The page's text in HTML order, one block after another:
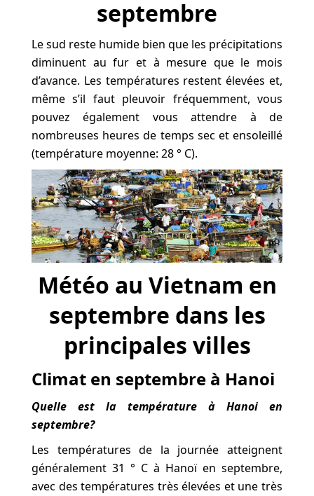
septembre
Le sud reste humide bien que les précipitations
diminuent au fur et à mesure que le mois
d’avance. Les températures restent élevées et,
même s’il faut pleuvoir fréquemment, vous
pouvez également vous attendre à de
nombreuses heures de temps sec et ensoleillé
(température moyenne: 28 ° C).
Météo au Vietnam en
septembre dans les
principales villes
Climat en septembre à Hanoi
Quelle est la température à Hanoi en
septembre?
Les températures de la journée atteignent
généralement 31 ° C à Hanoï en septembre,
avec des températures très élevées et une très